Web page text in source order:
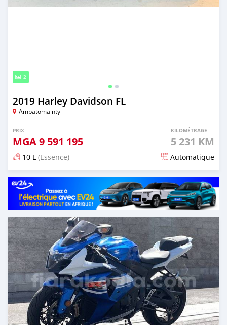
2
2019 Harley Davidson FL
Ambatomainty
PRIX
MGA9 591 195
KILOMÉTRAGE
5 231 KM
10 L (Essence) Automatique
Publié il y a presque 6 ans